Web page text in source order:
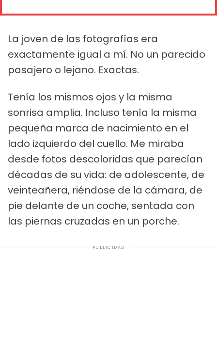
La joven de las fotografías era
exactamente igual a mí. No un parecido
pasajero o lejano. Exactas.
Tenía los mismos ojos y la misma
sonrisa amplia. Incluso tenía la misma
pequeña marca de nacimiento en el
lado izquierdo del cuello. Me miraba
desde fotos descoloridas que parecían
décadas de su vida: de adolescente, de
veinteañera, riéndose de la cámara, de
pie delante de un coche, sentada con
las piernas cruzadas en un porche.
PUBLICIDAD